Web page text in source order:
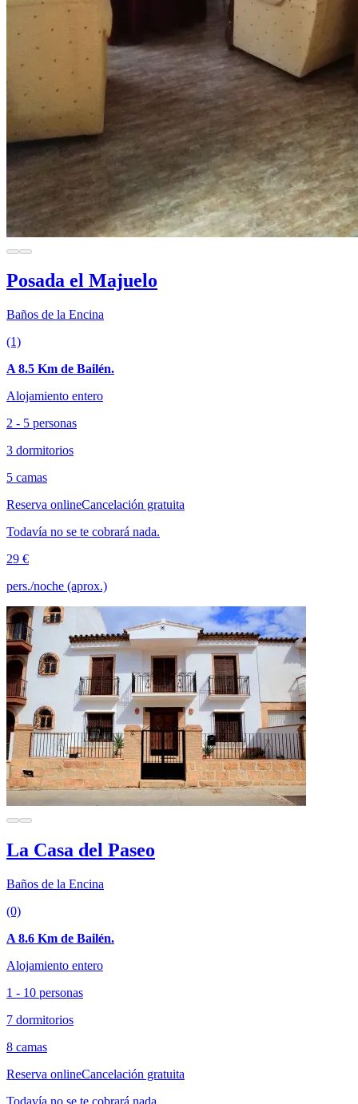
Posada el Majuelo
Baños de la Encina
(1)
A 8.5 Km de Bailén.
Alojamiento entero
2 - 5 personas
3 dormitorios
5 camas
Reserva onlineCancelación gratuita
Todavía no se te cobrará nada.
29 €
pers./noche (aprox.)
La Casa del Paseo
Baños de la Encina
(0)
A 8.6 Km de Bailén.
Alojamiento entero
1 - 10 personas
7 dormitorios
8 camas
Reserva onlineCancelación gratuita